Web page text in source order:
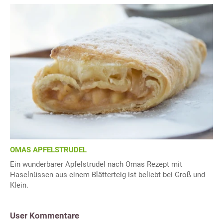
OMAS APFELSTRUDEL
Ein wunderbarer Apfelstrudel nach Omas Rezept mit
Haselnüssen aus einem Blätterteig ist beliebt bei Groß und
Klein.
User Kommentare